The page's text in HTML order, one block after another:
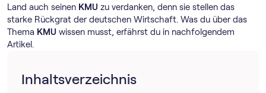
Land auch seinen KMU zu verdanken, denn sie stellen das
starke Rückgrat der deutschen Wirtschaft. Was du über das
Thema KMU wissen musst, erfährst du in nachfolgendem
Artikel.
Inhaltsverzeichnis